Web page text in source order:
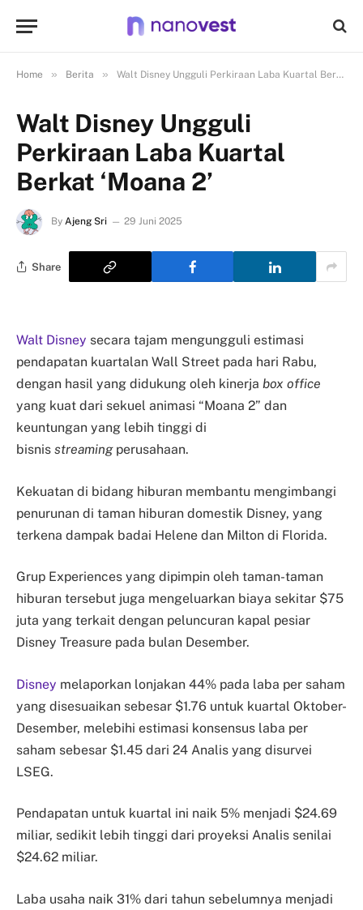
Home » Berita » Walt Disney Ungguli Perkiraan Laba Kuartal Berkat ‘Moana 2’
Walt Disney Ungguli
Perkiraan Laba Kuartal
Berkat ‘Moana 2’
By Ajeng Sri 29 Juni 2025
Share
Walt Disney secara tajam mengungguli estimasi
pendapatan kuartalan Wall Street pada hari Rabu,
dengan hasil yang didukung oleh kinerja box office
yang kuat dari sekuel animasi “Moana 2” dan
keuntungan yang lebih tinggi di
bisnis streamingperusahaan.
Kekuatan di bidang hiburan membantu mengimbangi
penurunan di taman hiburan domestik Disney, yang
terkena dampak badai Helene dan Milton di Florida.
Grup Experiences yang dipimpin oleh taman-taman
hiburan tersebut juga mengeluarkan biaya sekitar $75
juta yang terkait dengan peluncuran kapal pesiar
Disney Treasure pada bulan Desember.
Disney melaporkan lonjakan 44% pada laba per saham
yang disesuaikan sebesar $1.76 untuk kuartal Oktober-
Desember, melebihi estimasi konsensus laba per
saham sebesar $1.45 dari 24 Analis yang disurvei
LSEG.
Pendapatan untuk kuartal ini naik 5% menjadi $24.69
miliar, sedikit lebih tinggi dari proyeksi Analis senilai
$24.62 miliar.
Laba usaha naik 31% dari tahun sebelumnya menjadi